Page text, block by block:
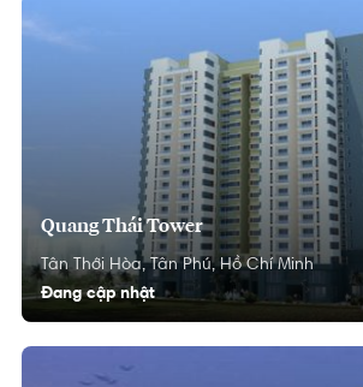
Quang Thái Tower
Tân Thới Hòa, Tân Phú, Hồ Chí Minh
Đang cập nhật